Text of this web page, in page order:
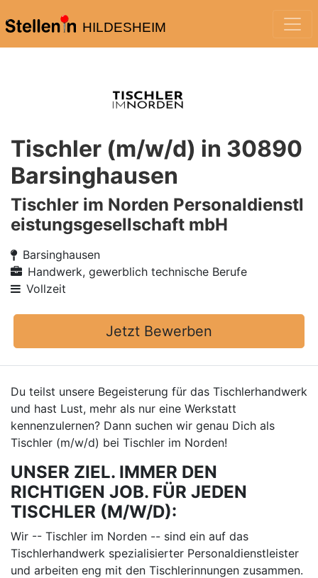
HILDESHEIM
Tischler (m/w/d) in 30890
Barsinghausen
Tischler im Norden Personaldienstl
eistungsgesellschaft mbH
Barsinghausen
Handwerk, gewerblich technische Berufe
Vollzeit
Jetzt Bewerben
Du teilst unsere Begeisterung für das Tischlerhandwerk
und hast Lust, mehr als nur eine Werkstatt
kennenzulernen? Dann suchen wir genau Dich als
Tischler (m/w/d) bei Tischler im Norden!
UNSER ZIEL. IMMER DEN
RICHTIGEN JOB. FÜR JEDEN
TISCHLER (M/W/D):
Wir -- Tischler im Norden -- sind ein auf das
Tischlerhandwerk spezialisierter Personaldienstleister
und arbeiten eng mit den Tischlerinnungen zusammen.